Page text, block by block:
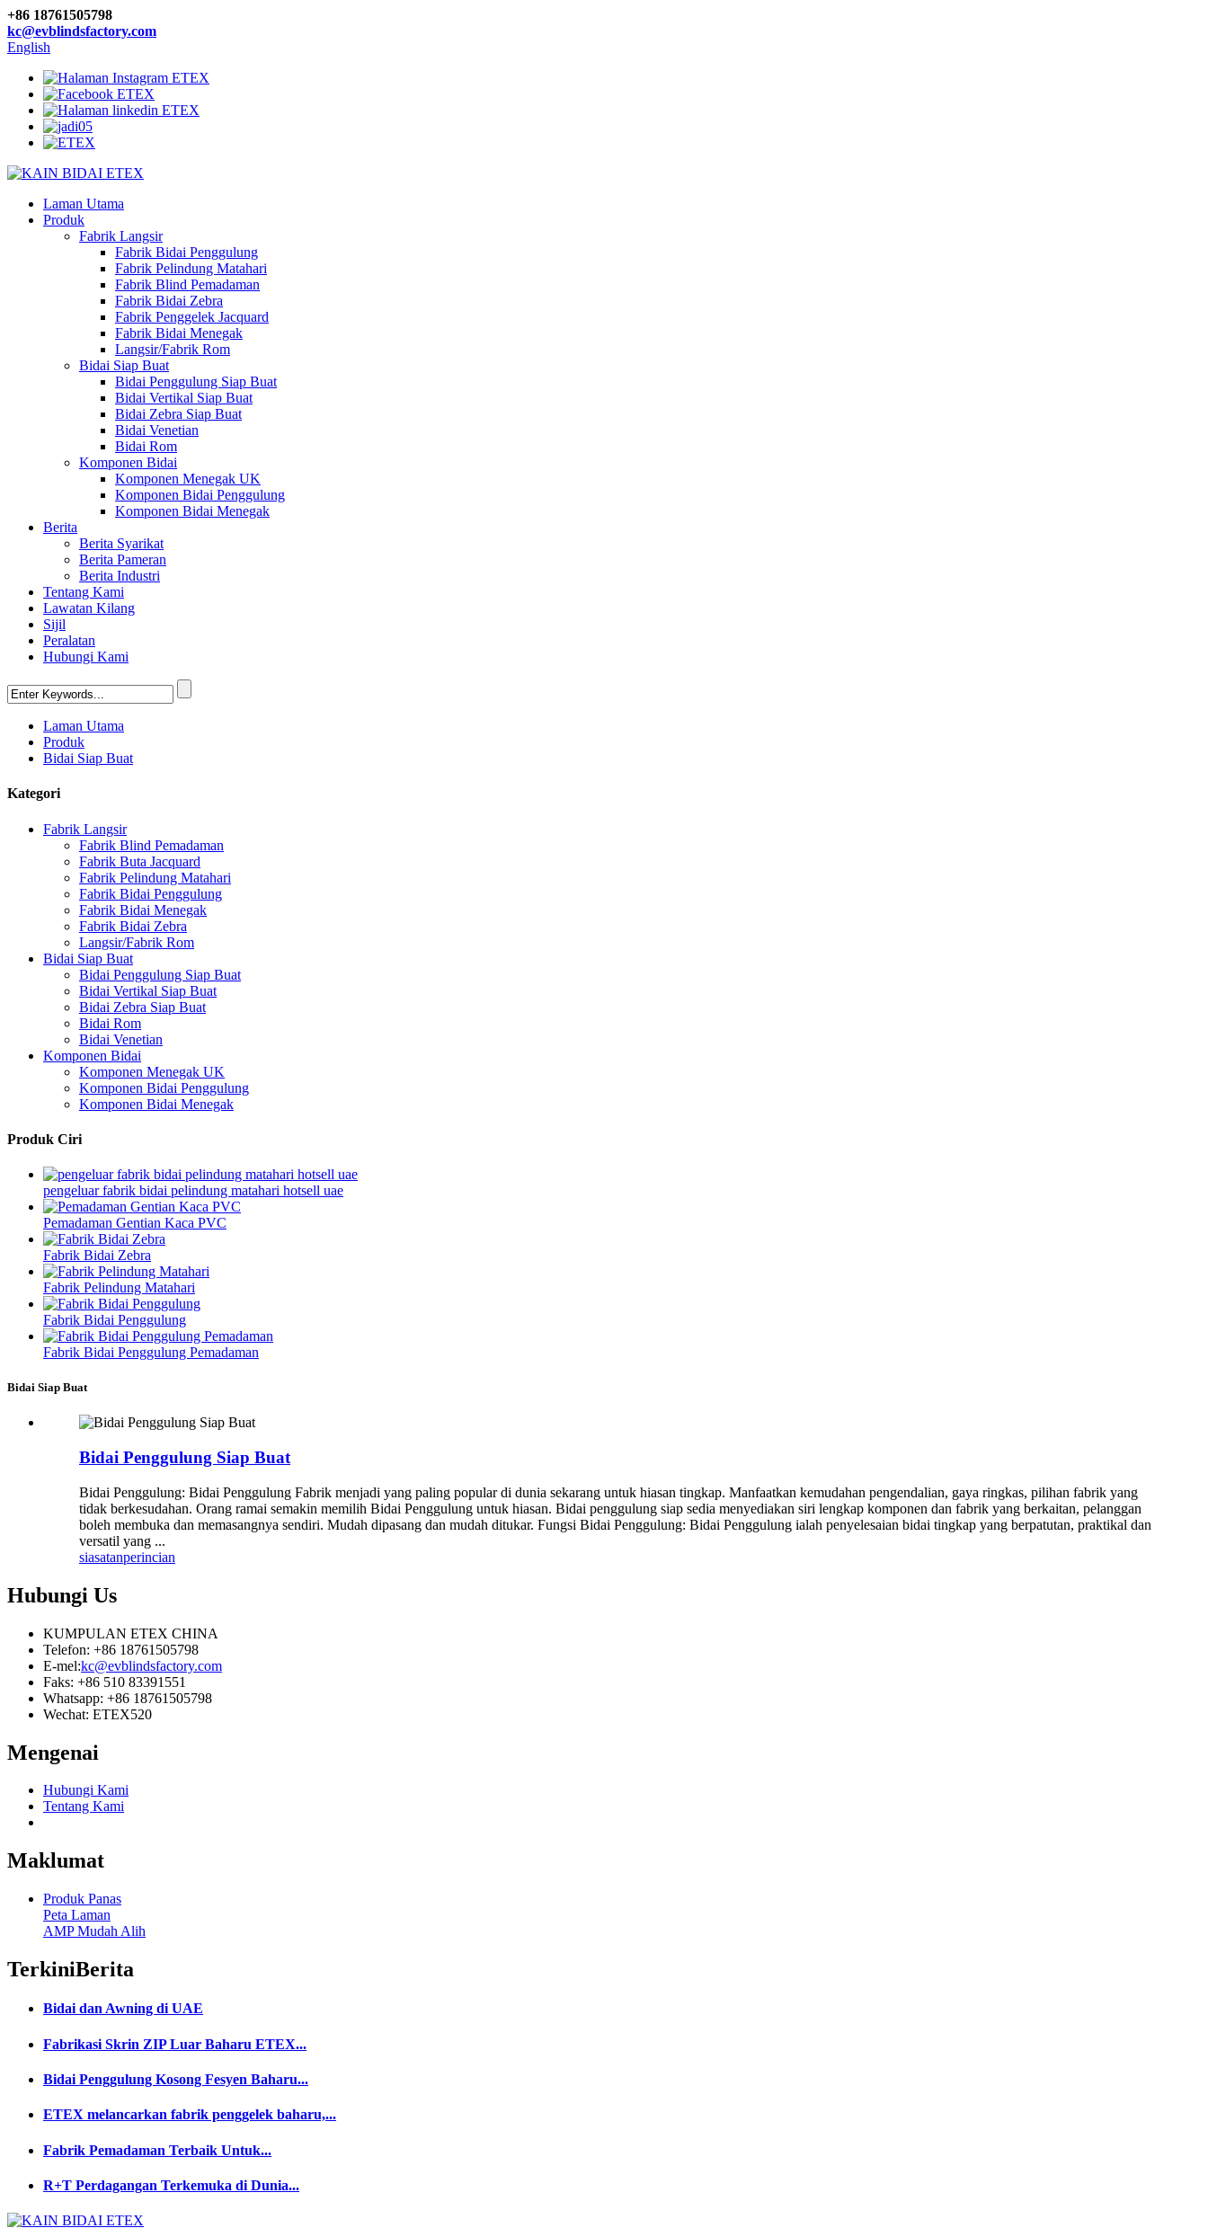
+86 18761505798
kc@evblindsfactory.com
English
Laman Utama
Produk
Fabrik Langsir
Fabrik Bidai Penggulung
Fabrik Pelindung Matahari
Fabrik Blind Pemadaman
Fabrik Bidai Zebra
Fabrik Penggelek Jacquard
Fabrik Bidai Menegak
Langsir/Fabrik Rom
Bidai Siap Buat
Bidai Penggulung Siap Buat
Bidai Vertikal Siap Buat
Bidai Zebra Siap Buat
Bidai Venetian
Bidai Rom
Komponen Bidai
Komponen Menegak UK
Komponen Bidai Penggulung
Komponen Bidai Menegak
Berita
Berita Syarikat
Berita Pameran
Berita Industri
Tentang Kami
Lawatan Kilang
Sijil
Peralatan
Hubungi Kami
Laman Utama
Produk
Bidai Siap Buat
Kategori
Fabrik Langsir
Fabrik Blind Pemadaman
Fabrik Buta Jacquard
Fabrik Pelindung Matahari
Fabrik Bidai Penggulung
Fabrik Bidai Menegak
Fabrik Bidai Zebra
Langsir/Fabrik Rom
Bidai Siap Buat
Bidai Penggulung Siap Buat
Bidai Vertikal Siap Buat
Bidai Zebra Siap Buat
Bidai Rom
Bidai Venetian
Komponen Bidai
Komponen Menegak UK
Komponen Bidai Penggulung
Komponen Bidai Menegak
Produk Ciri
pengeluar fabrik bidai pelindung matahari hotsell uae
Pemadaman Gentian Kaca PVC
Fabrik Bidai Zebra
Fabrik Pelindung Matahari
Fabrik Bidai Penggulung
Fabrik Bidai Penggulung Pemadaman
Bidai Siap Buat
Bidai Penggulung Siap Buat
Bidai Penggulung: Bidai Penggulung Fabrik menjadi yang paling popular di dunia sekarang untuk hiasan tingkap. Manfaatkan kemudahan pengendalian, gaya ringkas, pilihan fabrik yang
tidak berkesudahan. Orang ramai semakin memilih Bidai Penggulung untuk hiasan. Bidai penggulung siap sedia menyediakan siri lengkap komponen dan fabrik yang berkaitan, pelanggan
boleh membuka dan memasangnya sendiri. Mudah dipasang dan mudah ditukar. Fungsi Bidai Penggulung: Bidai Penggulung ialah penyelesaian bidai tingkap yang berpatutan, praktikal dan
versatil yang ...
siasatanperincian
Hubungi Us
KUMPULAN ETEX CHINA
Telefon: +86 18761505798
E-mel:kc@evblindsfactory.com
Faks: +86 510 83391551
Whatsapp: +86 18761505798
Wechat: ETEX520
Mengenai
Hubungi Kami
Tentang Kami
Maklumat
Produk Panas
Peta Laman
AMP Mudah Alih
TerkiniBerita
Bidai dan Awning di UAE
Fabrikasi Skrin ZIP Luar Baharu ETEX...
Bidai Penggulung Kosong Fesyen Baharu...
ETEX melancarkan fabrik penggelek baharu,...
Fabrik Pemadaman Terbaik Untuk...
R+T Perdagangan Terkemuka di Dunia...